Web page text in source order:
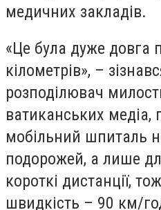
медичних закладів.
«Це була дуже довга
кілометрів», –
розподілювач
ватиканських
мобільний шпиталь
подорожей, а лише
короткі дистанції,
швидкість – 90 км/